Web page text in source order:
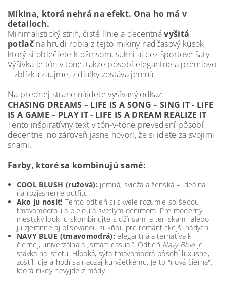
Mikina, ktorá nehrá na efekt. Ona ho má v
detailoch.
Minimalistický strih, čisté línie a decentnávyšitá
potlačna hrudi robia z tejto mikiny nadčasový kúsok,
ktorý si oblečiete k džínsom, sukni aj cez športové šaty.
Výšivka je tón v tóne, takže pôsobí elegantne a prémiovo
– zblízka zaujme, z diaľky zostáva jemná.
Na prednej strane nájdete vyšívaný odkaz:
CHASING DREAMS – LIFE IS A SONG – SING IT - LIFE
IS A GAME – PLAY IT - LIFE IS A DREAM REALIZE IT
Tento inšpiratívny text v tón-v-tóne prevedení pôsobí
decentne, no zároveň jasne hovorí, že si idete za svojimi
snami.
Farby, ktoré sa kombinujú samé:
COOL BLUSH (ružová): jemná, svieža a ženská – ideálna
na rozjasnenie outfitu.
Ako ju nosiť: Tento odtieň si skvele rozumie so šedou,
tmavomodrou a bielou a svetlým denimom. Pre moderný
mestský look ju skombinujte s džínsami a teniskami, alebo
ju zjemnite aj plisovanou sukňou pre romantickejší nádych.
NAVY BLUE (tmavomodrá): elegantná alternatíva k
čiernej, univerzálna a „smart casual“. Odtieň Navy Blue je
stávka na istotu. Hlboká, sýta tmavomodrá pôsobí luxusne,
zoštíhľuje a hodí sa naozaj ku všetkému. Je to "nová čierna",
ktorá nikdy nevyjde z módy.